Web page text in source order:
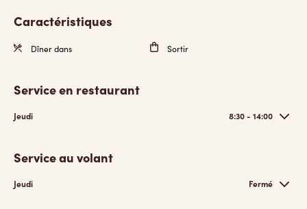
Caractéristiques
Dîner dans Sortir
Service en restaurant
Jeudi 8:30 - 14:00
Service au volant
Jeudi Fermé